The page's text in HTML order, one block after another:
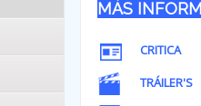
MÁS
CRITICA
TRÁILER'S